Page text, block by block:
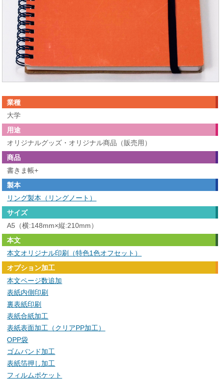
業種
大学
用途
オリジナルグッズ・オリジナル商品（販売用）
商品
書きま帳+
製本
リング製本（リングノート）
サイズ
A5（横:148mm×縦:210mm）
本文
本文オリジナル印刷（特色1色オフセット）
オプション加工
本文ページ数追加
表紙内側印刷
裏表紙印刷
表紙合紙加工
表紙表面加工（クリアPP加工）
OPP袋
ゴムバンド加工
表紙箔押し加工
フィルムポケット